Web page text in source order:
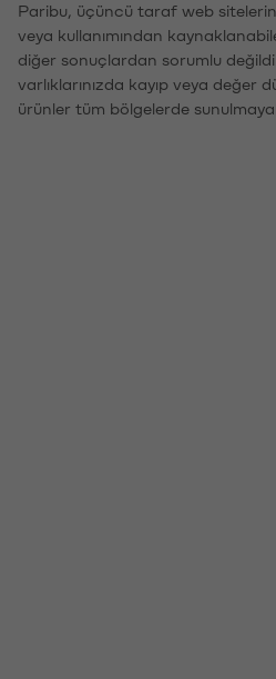
Paribu, üçüncü taraf web
veya kullanımından
diğer sonuçlardan sorumlu
varlıklarınızda kayıp veya değer
ürünler tüm bölgelerde